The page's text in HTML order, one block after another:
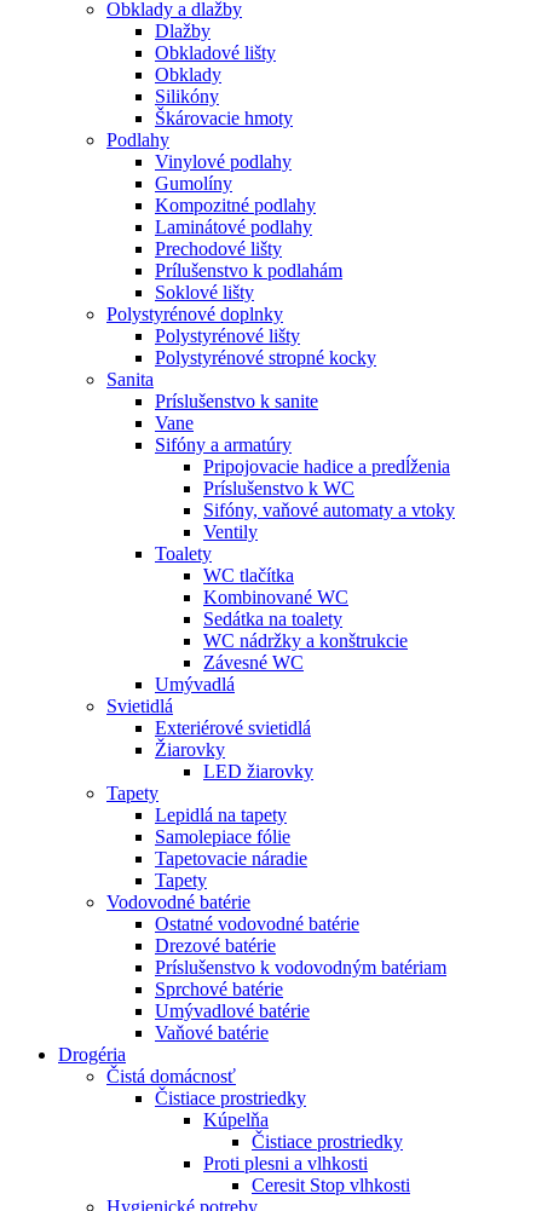
Obklady a dlažby
Dlažby
Obkladové lišty
Obklady
Silikóny
Škárovacie hmoty
Podlahy
Vinylové podlahy
Gumolíny
Kompozitné podlahy
Laminátové podlahy
Prechodové lišty
Prílušenstvo k podlahám
Soklové lišty
Polystyrénové doplnky
Polystyrénové lišty
Polystyrénové stropné kocky
Sanita
Príslušenstvo k sanite
Vane
Sifóny a armatúry
Pripojovacie hadice a predĺženia
Príslušenstvo k WC
Sifóny, vaňové automaty a vtoky
Ventily
Toalety
WC tlačítka
Kombinované WC
Sedátka na toalety
WC nádržky a konštrukcie
Závesné WC
Umývadlá
Svietidlá
Exteriérové svietidlá
Žiarovky
LED žiarovky
Tapety
Lepidlá na tapety
Samolepiace fólie
Tapetovacie náradie
Tapety
Vodovodné batérie
Ostatné vodovodné batérie
Drezové batérie
Príslušenstvo k vodovodným batériam
Sprchové batérie
Umývadlové batérie
Vaňové batérie
Drogéria
Čistá domácnosť
Čistiace prostriedky
Kúpelňa
Čistiace prostriedky
Proti plesni a vlhkosti
Ceresit Stop vlhkosti
Hygienické potreby